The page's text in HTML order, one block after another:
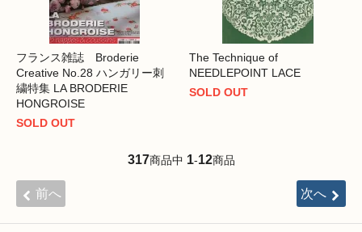
フランス雑誌 Broderie
Creative No.28 ハンガリー刺
繍特集 LA BRODERIE
HONGROISE
SOLD OUT
The Technique of
NEEDLEPOINT LACE
SOLD OUT
317商品中 1-12商品
前へ 次へ